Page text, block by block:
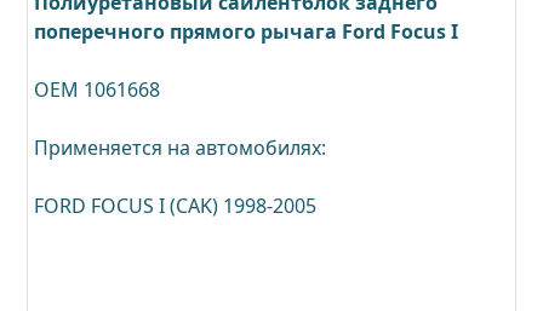
поперечного прямого рычага Ford Focus I
OEM 1061668
Применяется на автомобилях:
FORD FOCUS I (CAK) 1998-2005